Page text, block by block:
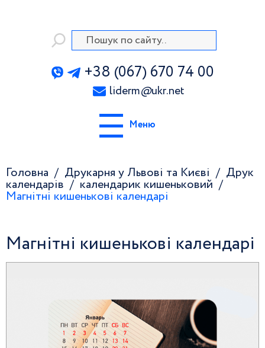
+38 (067) 670 74 00
liderm@ukr.net
Меню
Головна Друкарня у Львові та Києві
Друк
календарів
календарик кишеньковий
Магнітні кишенькові календарі
Магнітні кишенькові календарі